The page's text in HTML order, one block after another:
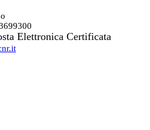
Elettronica Certificata